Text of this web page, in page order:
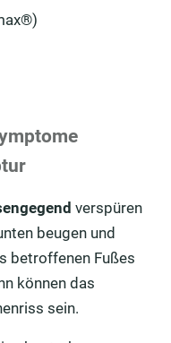
verspüren
beugen und
betroffenen Fußes
können das
sein.